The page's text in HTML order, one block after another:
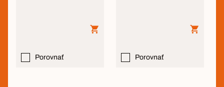
Porovnať Porovnať